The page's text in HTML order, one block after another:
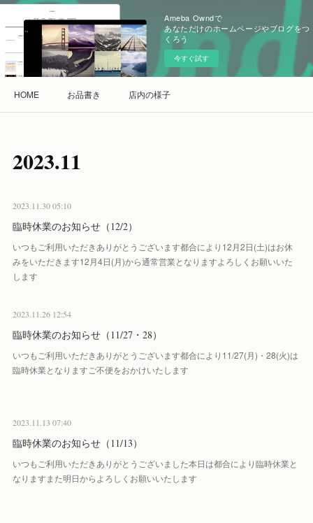
Ameba Owndで
あなただけのホームページやブログをつ
くろう
今すぐ試す
HOME お品書き 店内の様子
2023.11
2023.11.30 05:10
臨時休業のお知らせ（12/2）
いつもご利用いただきありがとうございます都合により12月2日(土)はお休
みをいただきます12月4日(月)から通常営業となりますよろしくお願いいた
します
2023.11.26 12:54
臨時休業のお知らせ（11/27・28）
いつもご利用いただきありがとうございます都合により11/27(月)・28(火)は
臨時休業となりますご不便をおかけいたします
2023.11.13 07:40
臨時休業のお知らせ（11/13）
いつもご利用いただきありがとうございました本日は都合により臨時休業と
なりますまた明日からよろしくお願いいたします